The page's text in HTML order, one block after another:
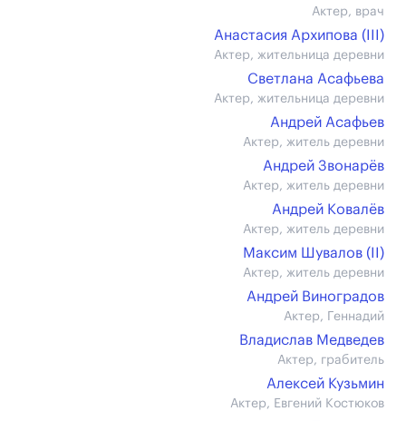
Актер, врач
Анастасия Архипова (III)
Актер, жительница деревни
Светлана Асафьева
Актер, жительница деревни
Андрей Асафьев
Актер, житель деревни
Андрей Звонарёв
Актер, житель деревни
Андрей Ковалёв
Актер, житель деревни
Максим Шувалов (II)
Актер, житель деревни
Андрей Виноградов
Актер, Геннадий
Владислав Медведев
Актер, грабитель
Алексей Кузьмин
Актер, Евгений Костюков